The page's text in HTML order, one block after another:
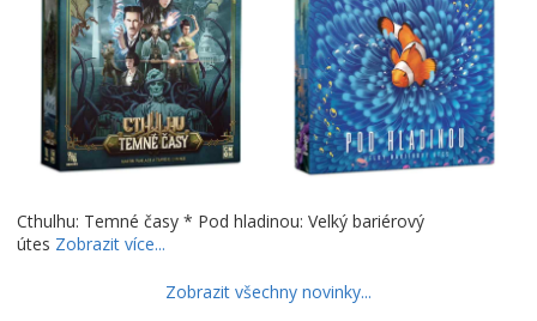
Cthulhu: Temné časy * Pod hladinou: Velký bariérový
útes Zobrazit více...
Zobrazit všechny novinky...